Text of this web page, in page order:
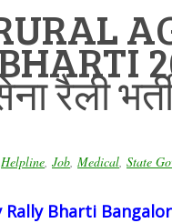
रैली
Helpline Job Medical State
Rally Bharti